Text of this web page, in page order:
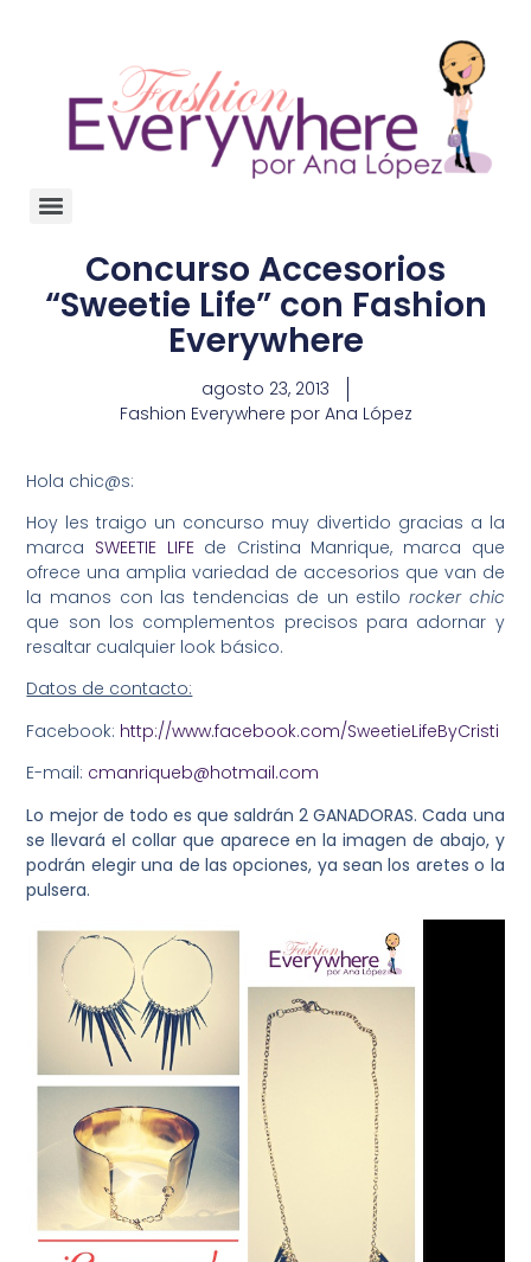
Concurso Accesorios
“Sweetie Life” con Fashion
Everywhere
agosto 23, 2013
Fashion Everywhere por Ana López
Hola chic@s:
Hoy les traigo un concurso muy divertido gracias a la
marca SWEETIE LIFEde Cristina Manrique, marca que
ofrece una amplia variedad de accesorios que van de
la manos con las tendencias de un estilo rocker chic
que son los complementos precisos para adornar y
resaltar cualquier look básico.
Datos de contacto:
Facebook: http://www.facebook.com/SweetieLifeByCristi
E-mail: cmanriqueb@hotmail.com
Lo mejor de todo es que saldrán 2 GANADORAS. Cada una
se llevará el collar que aparece en la imagen de abajo, y
podrán elegir una de las opciones, ya sean los aretes o la
pulsera.